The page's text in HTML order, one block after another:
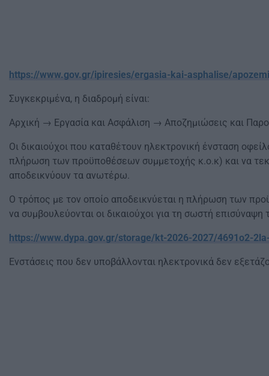
https://www.gov.gr/ipiresies/ergasia-kai-asphalise/
Συγκεκριμένα, η διαδρομή είναι:
Αρχική → Εργασία και Ασφάλιση → Αποζημιώσεις και
Οι δικαιούχοι που καταθέτουν ηλεκτρονική ένσταση
πλήρωση των προϋποθέσεων συμμετοχής κ.ο.κ) και να
αποδεικνύουν τα ανωτέρω.
Ο τρόπος με τον οποίο αποδεικνύεται η πλήρωση των
να συμβουλεύονται οι δικαιούχοι για τη σωστή επισύναψη
https://www.dypa.gov.gr/storage/kt-2026-2027/4691o2-
Ενστάσεις που δεν υποβάλλονται ηλεκτρονικά δεν